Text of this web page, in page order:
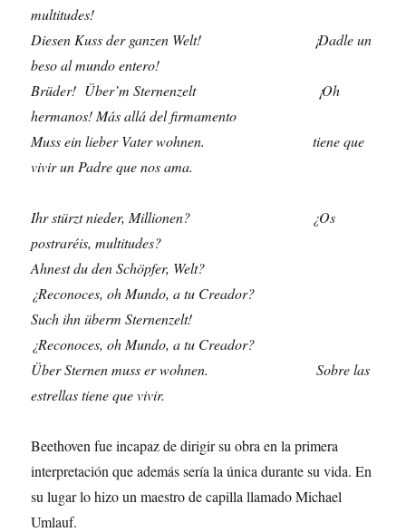
multitudes!
Diesen Kuss der ganzen Welt!
¡Dadle un
beso al mundo entero!
Brüder! Über’m Sternenzelt ¡Oh
hermanos! Más allá del firmamento
Muss ein lieber Vater wohnen. tiene que
vivir un Padre que nos ama.
Ihr stürzt nieder, Millionen? ¿Os
postraréis, multitudes?
Ahnest du den Schöpfer, Welt?
¿Reconoces, oh Mundo, a tu Creador?
Such ihn überm Sternenzelt!
¿Reconoces, oh Mundo, a tu Creador?
Über Sternen muss er wohnen.Sobre las
estrellas tiene que vivir.
Beethoven fue incapaz de dirigir su obra en la primera
interpretación que además sería la única durante su vida. En
su lugar lo hizo un maestro de capilla llamado Michael
Umlauf.